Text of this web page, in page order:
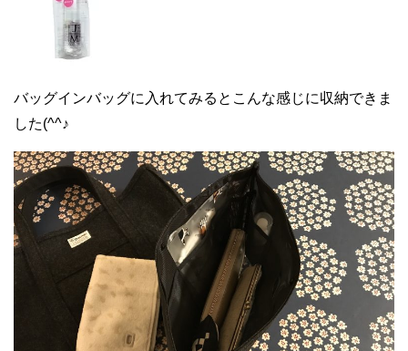
バッグインバッグに入れてみるとこんな感じに収納できま
した(^^♪